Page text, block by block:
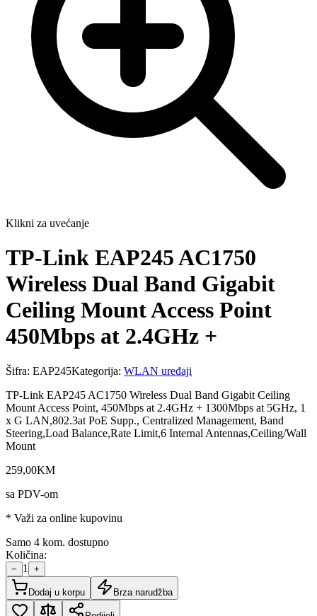
Klikni za uvećanje
TP-Link EAP245 AC1750
Wireless Dual Band Gigabit
Ceiling Mount Access Point
450Mbps at 2.4GHz +
Šifra: EAP245Kategorija: WLAN uređaji
TP-Link EAP245 AC1750 Wireless Dual Band Gigabit Ceiling
Mount Access Point, 450Mbps at 2.4GHz + 1300Mbps at 5GHz, 1
x G LAN,802.3at PoE Supp., Centralized Management, Band
Steering,Load Balance,Rate Limit,6 Internal Antennas,Ceiling/Wall
Mount
259,00KM
sa PDV-om
* Važi za online kupovinu
Samo 4 kom. dostupno
Količina:
− 1 +
Dodaj u korpu Brza narudžba